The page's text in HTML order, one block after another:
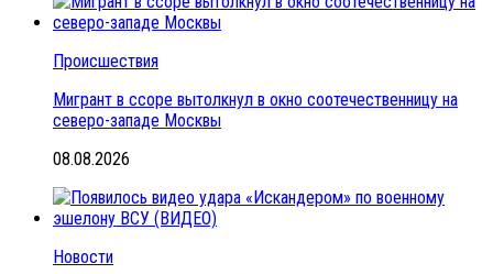
Происшествия
Мигрант в ссоре вытолкнул в окно соотечественницу на
северо-западе Москвы
08.08.2026
Новости